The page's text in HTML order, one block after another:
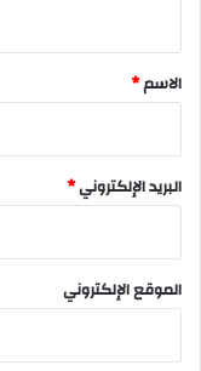
*
الاسم*
البريد الإلكتروني*
الموقع الإلكتروني